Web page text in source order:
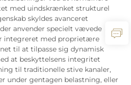
med uindskrænket strukturel
skyldes avanceret
anvender specielt vævede
integreret med proprietære
til at tilpasse sig dynamisk
at beskyttelsens integritet
til traditionelle stive kanaler,
under gentagen belastning, eller